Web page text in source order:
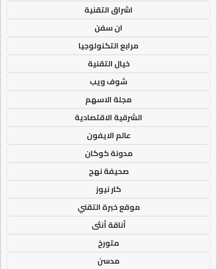
اشراق التقنية
ان سفن
مرابع التكنولوجيا
خيال التقنية
شوف ويب
مجلة الاسهم
الشرقية الاقتصادية
عالم الايفون
مدونة كوكان
صحيفة نهج
كار نيوز
موقع خبرة التقني
أناقة أنثى
متورخ
مدسن